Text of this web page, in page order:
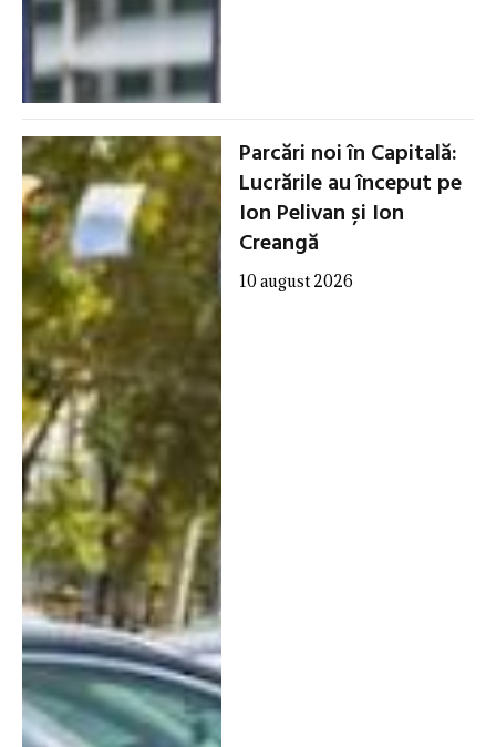
Parcări noi în Capitală:
Lucrările au început pe
Ion Pelivan și Ion
Creangă
10 august 2026